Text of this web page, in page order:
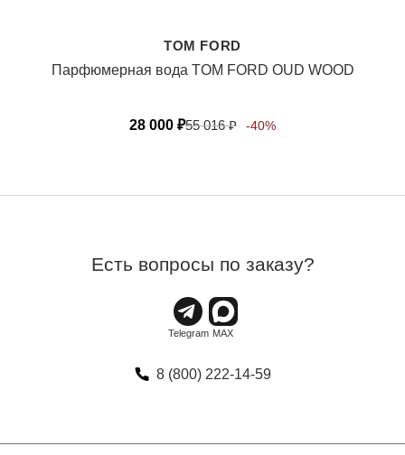
TOM FORD
Парфюмерная вода TOM FORD OUD WOOD
28 000 ₽55 016₽ -40%
Есть вопросы по заказу?
8 (800) 222-14-59